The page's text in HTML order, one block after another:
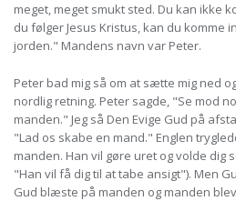
meget, meget smukt sted. Du kan ikke
du følger Jesus Kristus, kan du komme
jorden." Mandens navn var Peter.
Peter bad mig så om at sætte mig ned
nordlig retning. Peter sagde, "Se mod
manden." Jeg så Den Evige Gud på
"Lad os skabe en mand." Englen
manden. Han vil gøre uret og volde dig
"Han vil få dig til at tabe ansigt"). Men
Gud blæste på manden og manden